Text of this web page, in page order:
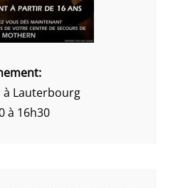
à Lauterbourg
à 16h30